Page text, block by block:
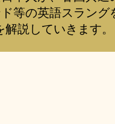
等の英語スラン
解説していきます。